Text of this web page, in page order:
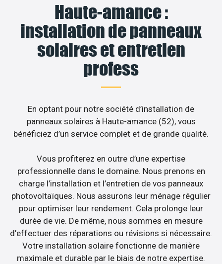
Haute-amance :
installation de panneaux
solaires et entretien
profess
En optant pour notre société d’installation de
panneaux solaires à Haute-amance (52), vous
bénéficiez d’un service complet et de grande qualité.
Vous profiterez en outre d’une expertise
professionnelle dans le domaine. Nous prenons en
charge l’installation et l’entretien de vos panneaux
photovoltaïques. Nous assurons leur ménage régulier
pour optimiser leur rendement. Cela prolonge leur
durée de vie. De même, nous sommes en mesure
d’effectuer des réparations ou révisions si nécessaire.
Votre installation solaire fonctionne de manière
maximale et durable par le biais de notre expertise.